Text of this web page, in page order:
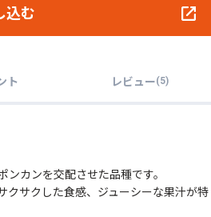
込む
ト レビュー(5)
カンを交配させた品種です。
クサクした食感、ジューシーな果汁が特